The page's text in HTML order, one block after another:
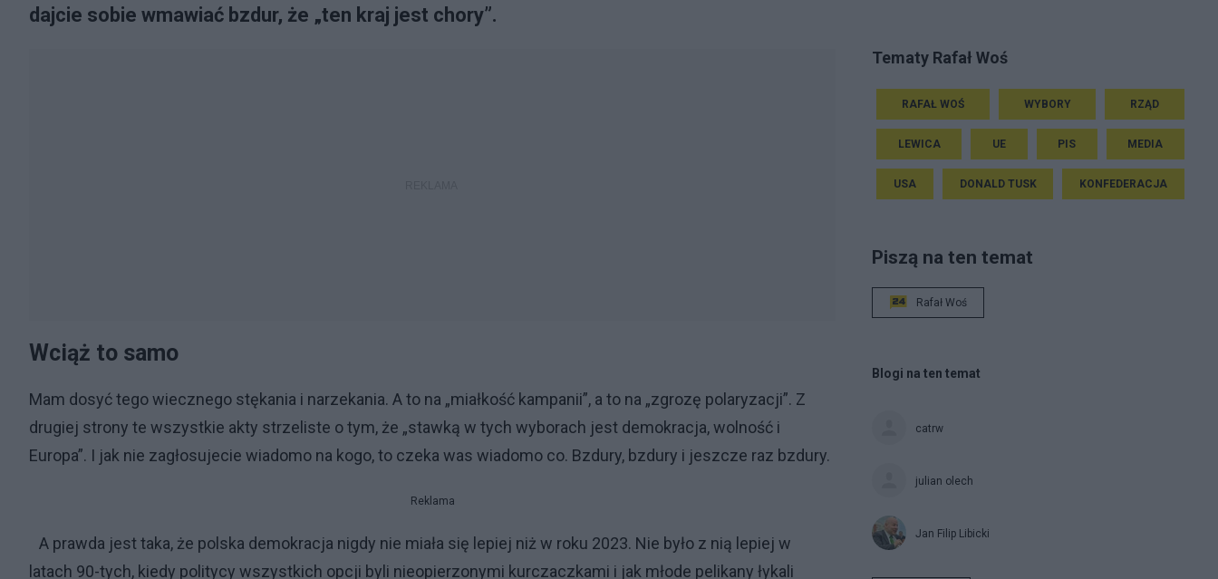
dajcie sobie wmawiać bzdur, że „ten kraj jest chory”.
Wciąż to samo
Mam dosyć tego wiecznego stękania i narzekania. A to na „miałkość kampanii”, a to na „zgrozę polaryzacji”. Z
drugiej strony te wszystkie akty strzeliste o tym, że „stawką w tych wyborach jest demokracja, wolność i
Europa”. I jak nie zagłosujecie wiadomo na kogo, to czeka was wiadomo co. Bzdury, bzdury i jeszcze raz bzdury.
Reklama
A prawda jest taka, że polska demokracja nigdy nie miała się lepiej niż w roku 2023. Nie było z nią lepiej w
latach 90-tych, kiedy politycy wszystkich opcji byli nieopierzonymi kurczaczkami i jak młode pelikany łykali
Tematy Rafał Woś
RAFAŁ WOŚ WYBORY RZĄD
LEWICA UE PIS MEDIA
USA DONALD TUSK KONFEDERACJA
Piszą na ten temat
Rafał Woś
Blogi na ten temat
catrw
julian olech
Jan Filip Libicki